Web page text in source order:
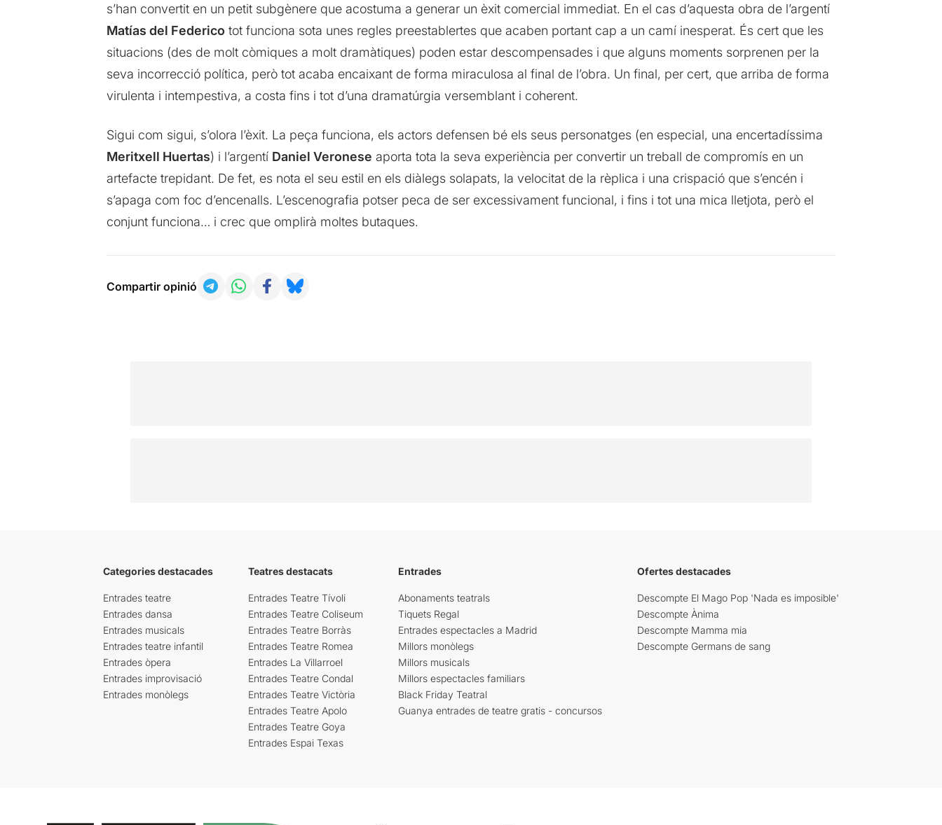
s’han convertit en un petit subgènere que acostuma a generar un èxit comercial immediat. En el cas d’aquesta obra de l’argentí
Matías del Federico tot funciona sota unes regles preestablertes que acaben portant cap a un camí inesperat. És cert que les
situacions (des de molt còmiques a molt dramàtiques) poden estar descompensades i que alguns moments sorprenen per la
seva incorrecció política, però tot acaba encaixant de forma miraculosa al final de l’obra. Un final, per cert, que arriba de forma
virulenta i intempestiva, a costa fins i tot d’una dramatúrgia versemblant i coherent.
Sigui com sigui, s’olora l’èxit. La peça funciona, els actors defensen bé els seus personatges (en especial, una encertadíssima
Meritxell Huertas) i l’argentí Daniel Veronese aporta tota la seva experiència per convertir un treball de compromís en un
artefacte trepidant. De fet, es nota el seu estil en els diàlegs solapats, la velocitat de la rèplica i una crispació que s’encén i
s’apaga com foc d’encenalls. L’escenografia potser peca de ser excessivament funcional, i fins i tot una mica lletjota, però el
conjunt funciona… i crec que omplirà moltes butaques.
Compartir opinió
Categories destacades
Entrades teatre
Entrades dansa
Entrades musicals
Entrades teatre infantil
Entrades òpera
Entrades improvisació
Entrades monòlegs
Teatres destacats
Entrades Teatre Tívoli
Entrades Teatre Coliseum
Entrades Teatre Borràs
Entrades Teatre Romea
Entrades La Villarroel
Entrades Teatre Condal
Entrades Teatre Victòria
Entrades Teatre Apolo
Entrades Teatre Goya
Entrades Espai Texas
Entrades
Abonaments teatrals
Tiquets Regal
Entrades espectacles a Madrid
Millors monòlegs
Millors musicals
Millors espectacles familiars
Black Friday Teatral
Guanya entrades de teatre gratis - concursos
Ofertes destacades
Descompte El Mago Pop 'Nada es imposible'
Descompte Ànima
Descompte Mamma mia
Descompte Germans de sang